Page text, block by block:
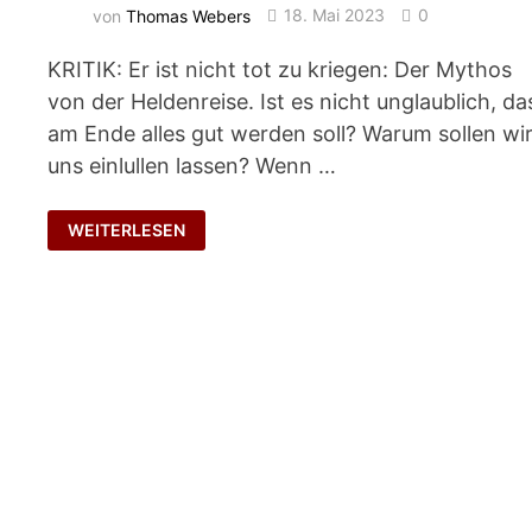
vonThomas Webers 18. Mai 2023 0
KRITIK: Er ist nicht tot zu kriegen: Der Mythos
von der Heldenreise. Ist es nicht unglaublich,
am Ende alles gut werden soll? Warum sollen
uns einlullen lassen? Wenn …
MANAGEMENT
BY
KASPERLE-
WEITERLESEN